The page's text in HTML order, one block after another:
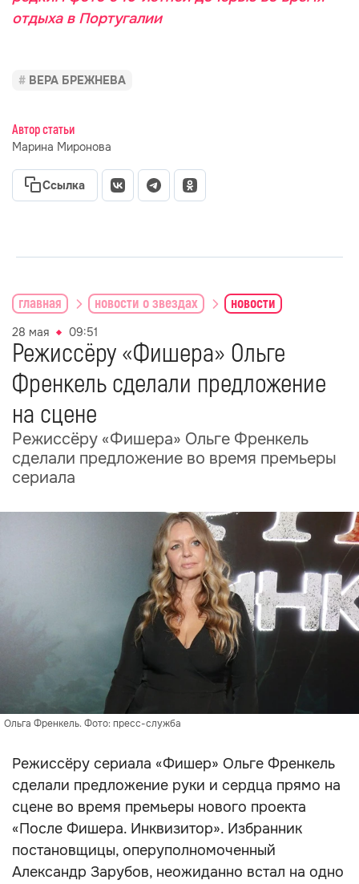
отдыха в Португалии
ВЕРА БРЕЖНЕВА
Автор статьи
Марина Миронова
Ссылка
главная новости о звездах новости
28 мая 09:51
Режиссёру «Фишера» Ольге
Френкель сделали предложение
на сцене
Режиссёру «Фишера» Ольге Френкель
сделали предложение во время премьеры
сериала
Ольга Френкель. Фото: пресс-служба
Режиссёру сериала «Фишер» Ольге Френкель
сделали предложение руки и сердца прямо на
сцене во время премьеры нового проекта
«После Фишера. Инквизитор». Избранник
постановщицы, оперуполномоченный
Александр Зарубов, неожиданно встал на одно